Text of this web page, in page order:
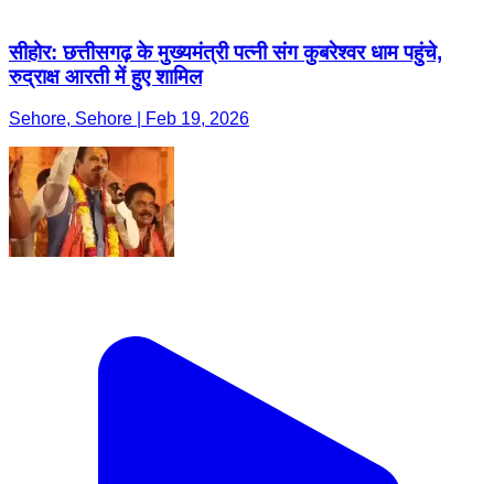
सीहोर: छत्तीसगढ़ के मुख्यमंत्री पत्नी संग कुबरेश्वर धाम पहुंचे,
रुद्राक्ष आरती में हुए शामिल
Sehore, Sehore | Feb 19, 2026